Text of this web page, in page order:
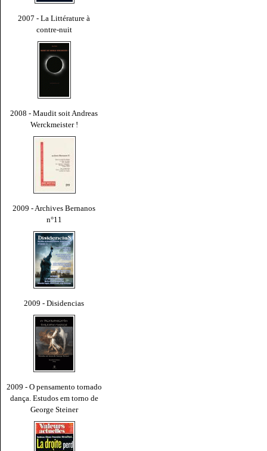
2007 - La Littérature à
contre-nuit
2008 - Maudit soit Andreas
Werckmeister !
2009 - Archives Bernanos
n°11
2009 - Disidencias
2009 - O pensamento tornado
dança. Estudos em torno de
George Steiner